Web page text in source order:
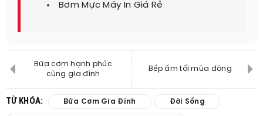
Bơm Mực Máy In Giá Rẻ
Bữa cơm hạnh phúc
cùng gia đình
Bếp ấm tối mùa đông
TỪ KHÓA: Bữa Cơm Gia Đình Đời Sống